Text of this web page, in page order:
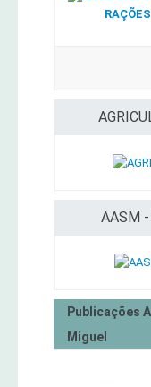
AASM -
Publicações
Miguel